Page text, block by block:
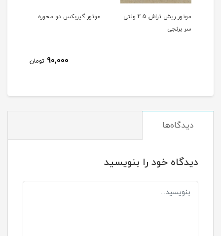
موتور ریش تراش 4.5 ولتی
سر برنجی
موتور گیربکس دو محوره
90,000 تومان
دیدگاه‌ها
دیدگاه خود را بنویسید